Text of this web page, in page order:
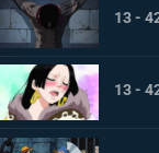
13 -
13 -